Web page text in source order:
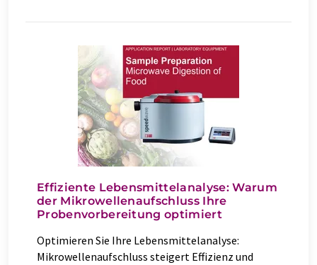
Effiziente Lebensmittelanalyse: Warum
der Mikrowellenaufschluss Ihre
Probenvorbereitung optimiert
Optimieren Sie Ihre Lebensmittelanalyse:
Mikrowellenaufschluss steigert Effizienz und